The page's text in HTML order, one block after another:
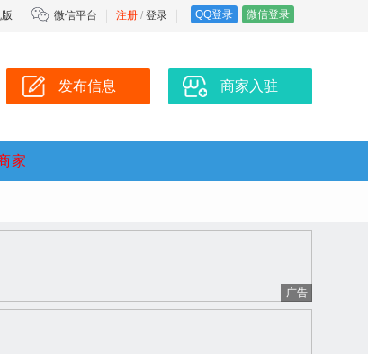
注册 / 登录 QQ登录 微信登录
微信平台
发布信息 商家入驻
家